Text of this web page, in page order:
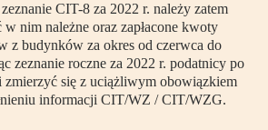
CIT-8 za 2022 r. należy zatem
nim należne oraz zapłacone kwoty
z budynków za okres od czerwca do
zeznanie roczne za 2022 r. podatnicy po
zmierzyć się z uciążliwym obowiązkiem
informacji CIT/WZ / CIT/WZG.